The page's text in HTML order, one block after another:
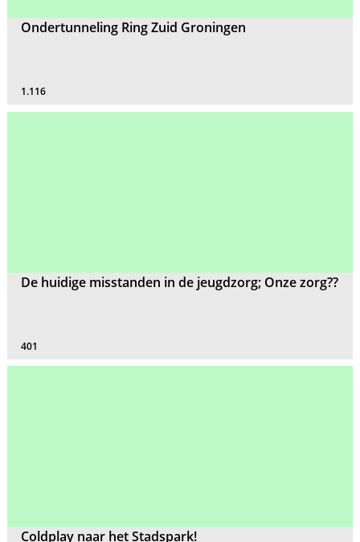
Ondertunneling Ring Zuid Groningen
1.116
De huidige misstanden in de jeugdzorg; Onze zorg??
401
Coldplay naar het Stadspark!